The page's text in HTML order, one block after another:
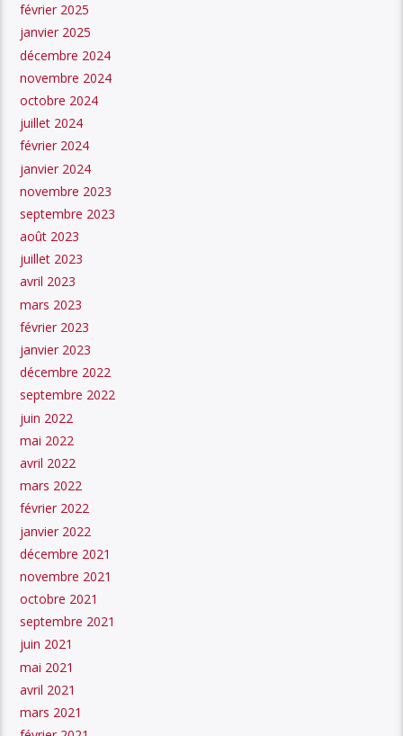
février 2025
janvier 2025
décembre 2024
novembre 2024
octobre 2024
juillet 2024
février 2024
janvier 2024
novembre 2023
septembre 2023
août 2023
juillet 2023
avril 2023
mars 2023
février 2023
janvier 2023
décembre 2022
septembre 2022
juin 2022
mai 2022
avril 2022
mars 2022
février 2022
janvier 2022
décembre 2021
novembre 2021
octobre 2021
septembre 2021
juin 2021
mai 2021
avril 2021
mars 2021